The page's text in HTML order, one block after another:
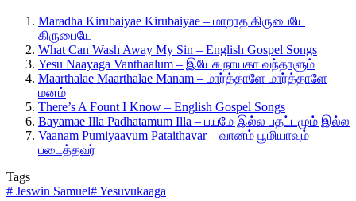
Maradha Kirubaiyae Kirubaiyae – மாறாத கிருபையே
கிருபையே
What Can Wash Away My Sin – English Gospel Songs
Yesu Naayaga Vanthaalum – இயேசு நாயகா வந்தாளும்
Maarthalae Maarthalae Manam – மார்த்தாளே மார்த்தாளே
மனம்
There’s A Fount I Know – English Gospel Songs
Bayamae Illa Padhatamum Illa – பயமே இல்ல பதட்டமும் இல்ல
Vaanam Pumiyaavum Pataithavar – வானம் பூமியாவும்
படைத்தவர்
Tags
# Jeswin Samuel#Yesuvukaaga